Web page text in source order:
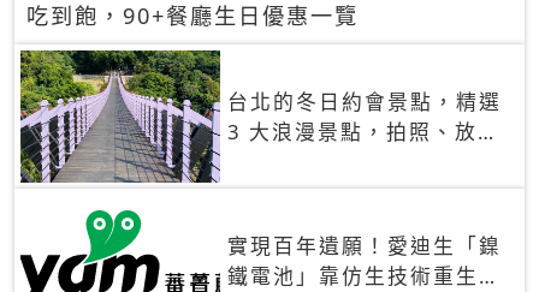
吃到飽，90+餐廳生日優惠一覽
台北的冬日約會景點，精選
3 大浪漫景點，拍照、放閃
實現百年遺願！愛迪生「鎳
鐵電池」靠仿生技術重生